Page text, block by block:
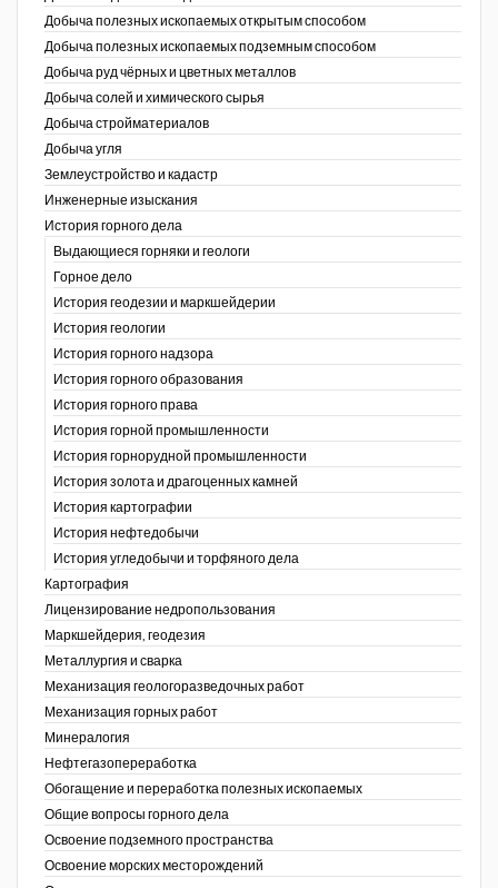
Добыча полезных ископаемых открытым способом
Добыча полезных ископаемых подземным способом
Добыча руд чёрных и цветных металлов
Добыча солей и химического сырья
Добыча стройматериалов
Добыча угля
Землеустройство и кадастр
Инженерные изыскания
История горного дела
Выдающиеся горняки и геологи
Горное дело
История геодезии и маркшейдерии
История геологии
История горного надзора
История горного образования
История горного права
История горной промышленности
История горнорудной промышленности
История золота и драгоценных камней
История картографии
История нефтедобычи
История угледобычи и торфяного дела
Картография
Лицензирование недропользования
Маркшейдерия, геодезия
Металлургия и сварка
Механизация геологоразведочных работ
Механизация горных работ
Минералогия
Нефтегазопереработка
Обогащение и переработка полезных ископаемых
Общие вопросы горного дела
Освоение подземного пространства
Освоение морских месторождений
Электроэнергия. Передача и
распределение
Coal People Magazine
PWC